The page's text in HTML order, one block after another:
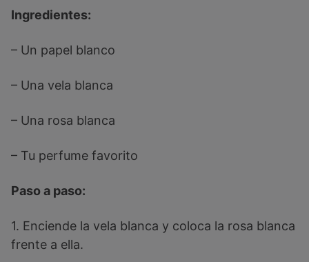
Ingredientes:
– Un papel blanco
– Una vela blanca
– Una rosa blanca
– Tu perfume favorito
Paso a paso:
1. Enciende la vela blanca y coloca la rosa blanca
frente a ella.